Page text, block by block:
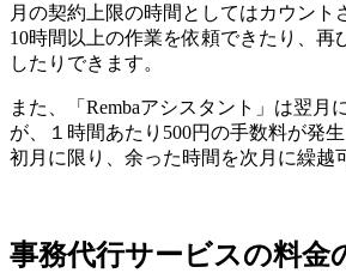
月の契約上限の時間としてはカウント
10時間以上の作業を依頼できたり、再
したりできます。
また、「Rembaアシスタント」は翌月
が、１時間あたり500円の手数料が発
初月に限り、余った時間を次月に繰越
事務代行サービスの料金